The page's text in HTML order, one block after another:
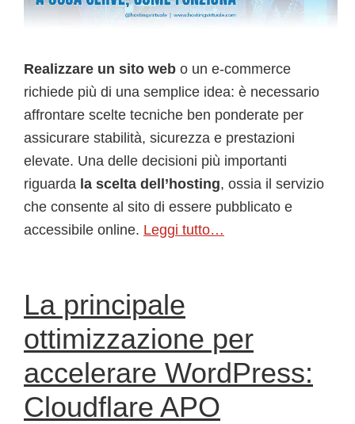
Realizzare un sito web o un e-commerce
richiede più di una semplice idea: è necessario
affrontare scelte tecniche ben ponderate per
assicurare stabilità, sicurezza e prestazioni
elevate. Una delle decisioni più importanti
riguarda la scelta dell’hosting, ossia il servizio
che consente al sito di essere pubblicato e
accessibile online. Leggi tutto…
La principale
ottimizzazione per
accelerare WordPress:
Cloudflare APO